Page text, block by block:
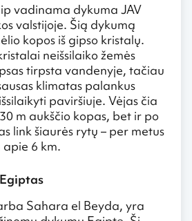
vadinama dykuma JAV
valstijoje. Šią dykumą
kopos iš gipso kristalų.
neišsilaiko žemės
tirpsta vandenyje, tačiau
klimatas palankus
paviršiuje. Vėjas čia
m aukščio kopas, bet ir po
link šiaurės rytų – per metus
apie 6 km.
Sahara el Beyda, yra